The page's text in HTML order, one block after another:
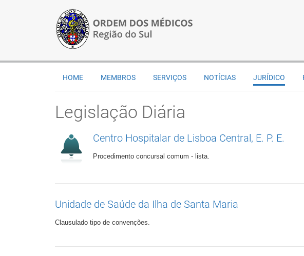
HOME MEMBROS SERVIÇOS NOTÍCIAS JURÍDICO
Legislação Diária
Centro Hospitalar de Lisboa Central, E. P. E.
Procedimento concursal comum - lista.
Unidade de Saúde da Ilha de Santa Maria
Clausulado tipo de convenções.